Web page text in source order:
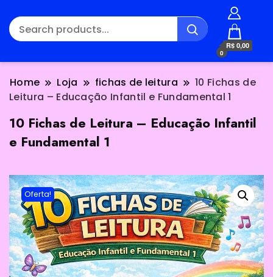
0
R$ 0,00
Home Loja fichas de leitura
10 Fichas de
Leitura – Educação Infantil e Fundamental 1
10 Fichas de Leitura – Educação Infantil
e Fundamental 1
Oferta!